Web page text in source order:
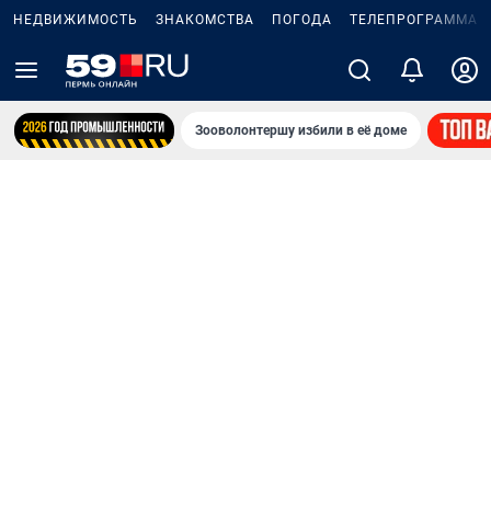
НЕДВИЖИМОСТЬ ЗНАКОМСТВА ПОГОДА ТЕЛЕПРОГРАММА
Зооволонтершу избили в её доме